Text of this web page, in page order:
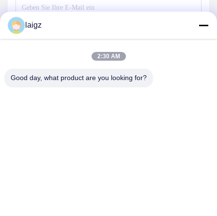
Senden
laigz
2:30 AM
Good day, what product are you looking for?